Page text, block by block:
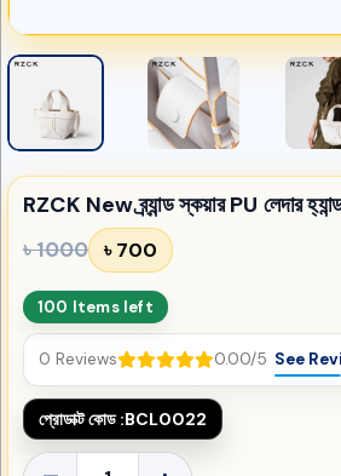
RZCK New ব্র্যান্ড স্কয়ার PU লেদার
৳ 1000 ৳ 700
100 Items left
0 Reviews 0.00/5 See
প্রোডাক্ট কোড :BCL0022